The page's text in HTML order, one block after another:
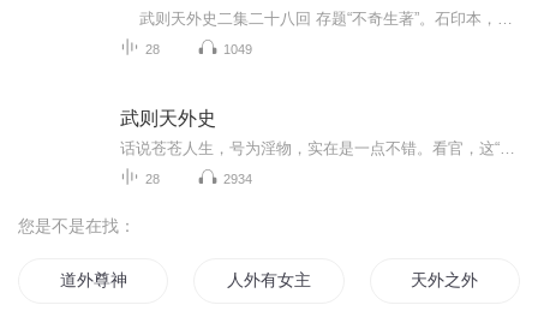
28 1049
武则天外史
28 2934
您是不是在找：
道外尊神 人外有女主天外有男主 天外之外